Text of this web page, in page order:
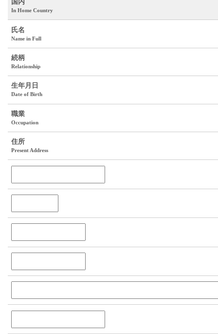
国内
In Home Country
氏名
Name in Full
続柄
Relationship
生年月日
Date of Birth
職業
Occupation
住所
Present Address